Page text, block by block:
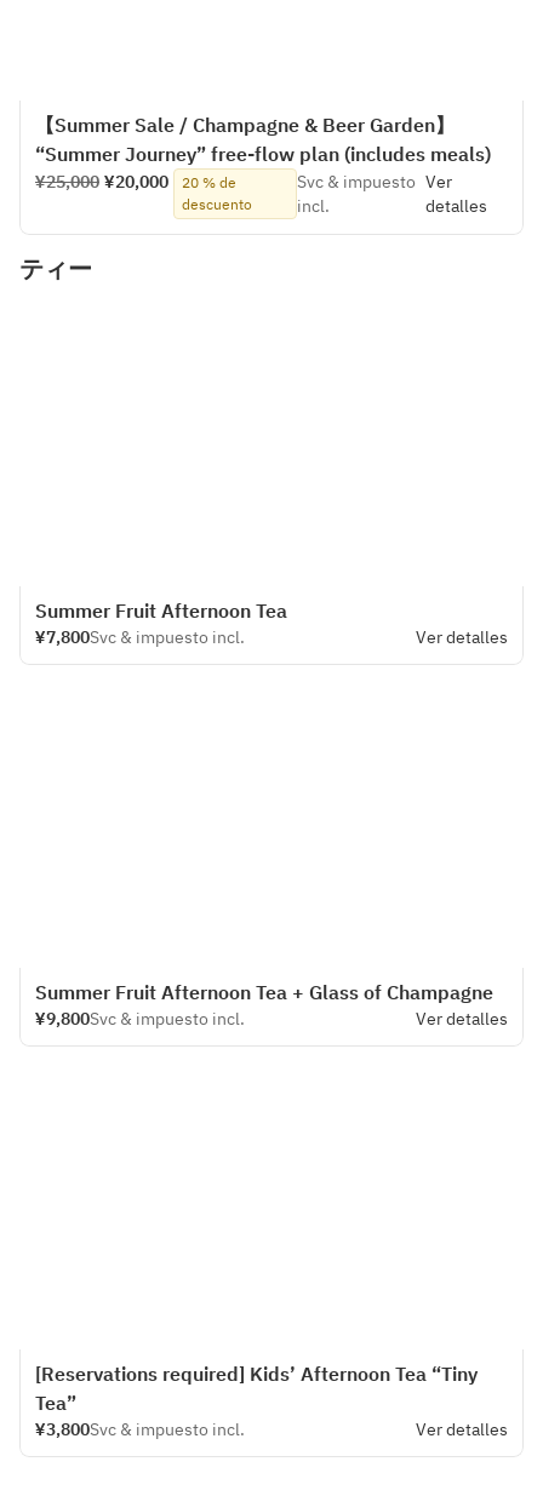
【Summer Sale / Champagne & Beer Garden】
“Summer Journey” free-flow plan (includes meals)
¥25,000 ¥20,000
20 % de
descuento
Svc & impuesto
incl.
Ver
detalles
ティー
Summer Fruit Afternoon Tea
¥7,800Svc & impuesto incl. Ver detalles
Summer Fruit Afternoon Tea + Glass of Champagne
¥9,800Svc & impuesto incl. Ver detalles
[Reservations required] Kids’ Afternoon Tea “Tiny
Tea”
¥3,800Svc & impuesto incl. Ver detalles